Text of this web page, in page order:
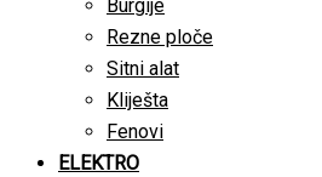
Burgije
Rezne ploče
Sitni alat
Kliješta
Fenovi
ELEKTRO